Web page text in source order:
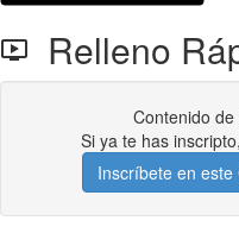
Relleno
Contenido
Si ya te has inscripto,
Inscríbete en